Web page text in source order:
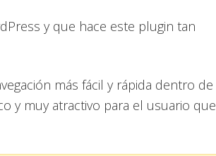
y que hace este plugin tan
más fácil y rápida dentro de
y muy atractivo para el usuario que